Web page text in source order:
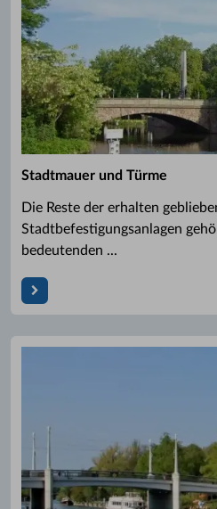
Stadtmauer und Türme
Die Reste der erhalten
Stadtbefestigungsanlagen
bedeutenden ...